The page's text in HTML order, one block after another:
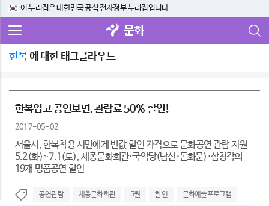
이 누리집은 대한민국 공식 전자정부 누리집입니다.
문화
한복에 대한 태그클라우드
한복입고 공연보면, 관람료 50% 할인!
2017-05-02
서울시, 한복착용 시민에게 반값 할인 가격으로 문화공연 관람 지원
5.2(화)~7.1(토), 세종문화회관·국악당(남산·돈화문)·삼청각의
19개 명품공연 할인
공연관람 세종문화회관 5월 할인 문화예술프로그램